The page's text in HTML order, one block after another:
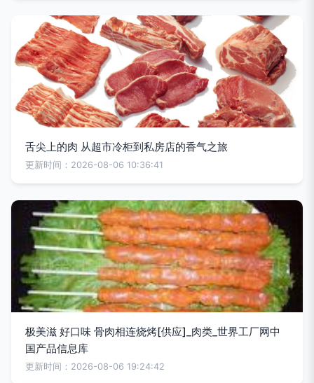
舌尖上的肉 从超市冷柜到私房店的香气之旅
更新时间：2026-08-06 10:36:41
极美滋 好口味 骨肉相连烧烤[供应]_肉类_世界工厂网中
国产品信息库
更新时间：2026-08-06 19:24:42